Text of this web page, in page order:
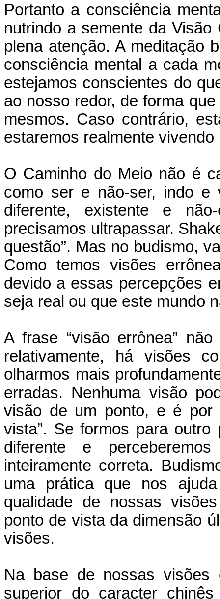
Portanto a consciência
nutrindo a semente da
plena atenção. A meditação
consciência mental a cada
estejamos conscientes do
ao nosso redor, de forma
mesmos. Caso contrário,
estaremos realmente
O Caminho do Meio não é
como ser e não-ser, indo e
diferente, existente e
precisamos ultrapassar.
questão”. Mas no budismo,
Como temos visões
devido a essas percepções
seja real ou que este mundo
A frase “visão errônea”
relativamente, há visões
olharmos mais
erradas. Nenhuma visão
visão de um ponto, e é por
vista”. Se formos para
diferente e
inteiramente correta.
uma prática que nos
qualidade de nossas
ponto de vista da dimensão
visões.
Na base de nossas visões
superior do caracter chinês